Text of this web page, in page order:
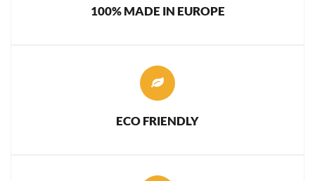
100% MADE IN EUROPE
ECO FRIENDLY